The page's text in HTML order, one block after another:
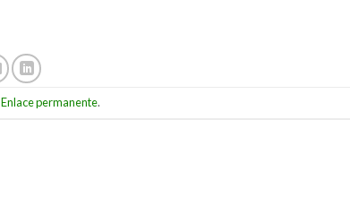
Enlace permanente.